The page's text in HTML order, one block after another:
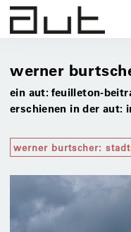
werner
ein aut: feuilleton-
erschienen in der aut:
werner burtscher: